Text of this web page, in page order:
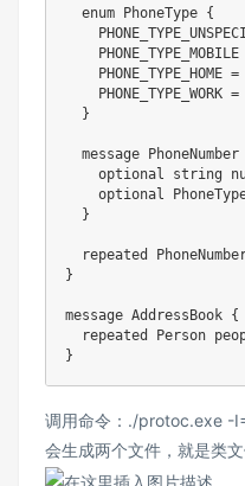
  enum PhoneType {
PHONE_TYPE_MOBILE
PHONE_TYPE_HOME =
PHONE_TYPE_WORK =
  }
message PhoneNumber
optional string
optional
  }
repeated
}
message AddressBook {
repeated Person
调用命令：./protoc.exe -
会生成两个文件，就是类文